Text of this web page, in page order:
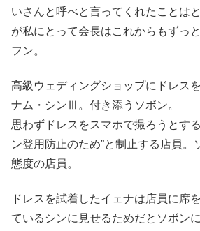
いさんと呼べと言ってくれたことは
が私にとって会長はこれからもずっ
フン。
高級ウェディングショップにドレス
ナム・シンⅢ。付き添うソボン。
思わずドレスをスマホで撮ろうとす
ン登用防止のため”と制止する店員。
態度の店員。
ドレスを試着したイェナは店員に席
ているシンに見せるためだとソボン